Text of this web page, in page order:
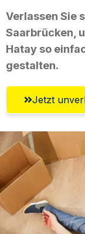
Verlassen Sie
Saarbrücken,
Hatay so
gestalten.
Jetzt